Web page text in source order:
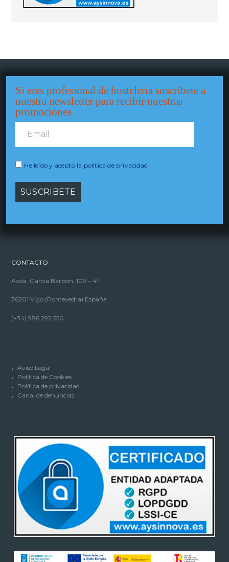
CONTACTO
Avda. García Barbón, 109 – 4º.
36201 Vigo (Pontevedra) España
(+34) 986 292 550
Aviso Legal
Política de Cookies
Política de privacidad
Canal de denuncias
Si eres profesional de hostelería suscríbete a
nuestra newsletter para recibir nuestras
promociones
He leído y acepto la politica de privacidad